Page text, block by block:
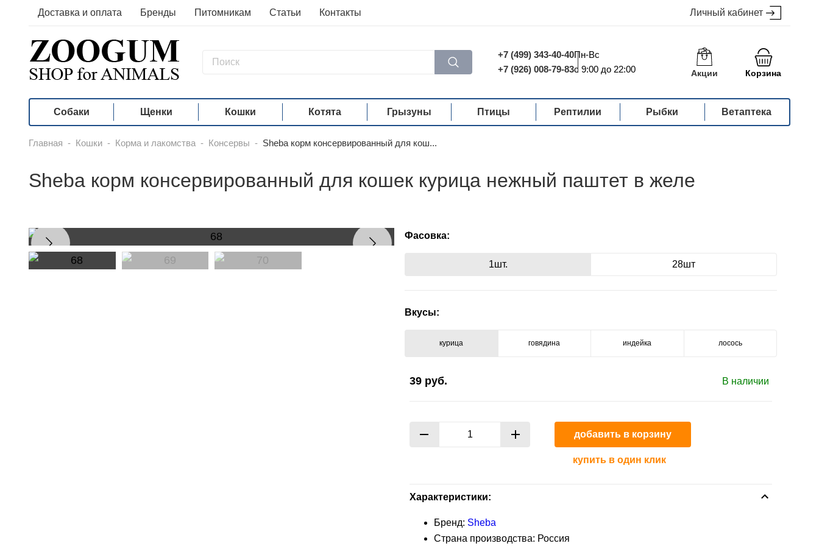
Доставка и оплата Бренды Питомникам Статьи Контакты Личный кабинет
+7 (499) 343-40-40
+7 (926) 008-79-83
Пн-Вс
с 9:00 до 22:00
Акции Корзина
Собаки Щенки Кошки Котята Грызуны Птицы Рептилии Рыбки Ветаптека
Главная - Кошки - Корма и лакомства - Консервы - Sheba корм консервированный для кош...
Sheba корм консервированный для кошек курица нежный паштет в желе
Фасовка:
1шт. 28шт
Вкусы:
курица говядина индейка лосось
39 руб. В наличии
добавить в корзину
купить в один клик
Характеристики:
Бренд: Sheba
Страна производства: Россия